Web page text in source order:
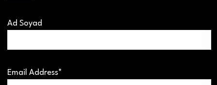
Ad Soyad
Email Address*